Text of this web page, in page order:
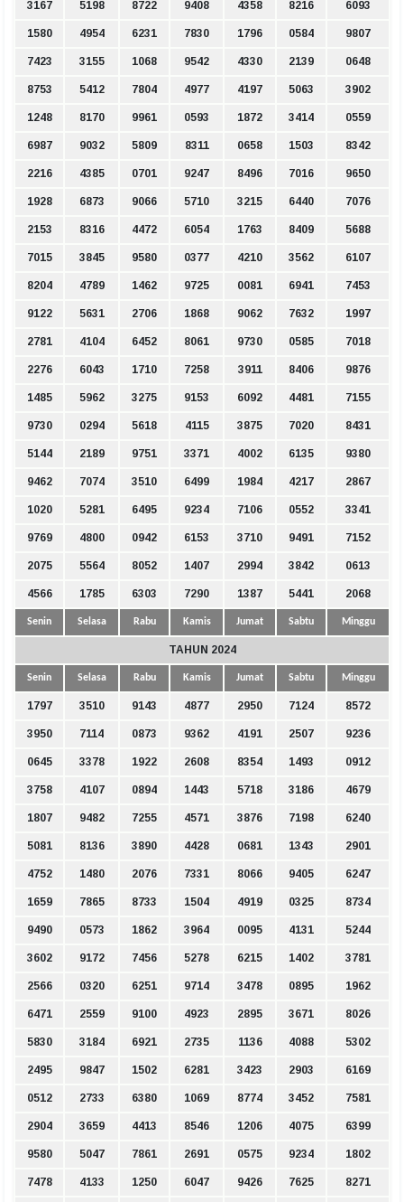
3167 5198 8722 9408 4358 8216 6093
1580 4954 6231 7830 1796 0584 9807
7423 3155 1068 9542 4330 2139 0648
8753 5412 7804 4977 4197 5063 3902
1248 8170 9961 0593 1872 3414 0559
6987 9032 5809 8311 0658 1503 8342
2216 4385 0701 9247 8496 7016 9650
1928 6873 9066 5710 3215 6440 7076
2153 8316 4472 6054 1763 8409 5688
7015 3845 9580 0377 4210 3562 6107
8204 4789 1462 9725 0081 6941 7453
9122 5631 2706 1868 9062 7632 1997
2781 4104 6452 8061 9730 0585 7018
2276 6043 1710 7258 3911 8406 9876
1485 5962 3275 9153 6092 4481 7155
9730 0294 5618 4115 3875 7020 8431
5144 2189 9751 3371 4002 6135 9380
9462 7074 3510 6499 1984 4217 2867
1020 5281 6495 9234 7106 0552 3341
9769 4800 0942 6153 3710 9491 7152
2075 5564 8052 1407 2994 3842 0613
4566 1785 6303 7290 1387 5441 2068
Senin Selasa Rabu Kamis Jumat Sabtu Minggu
TAHUN 2024
Senin Selasa Rabu Kamis Jumat Sabtu Minggu
1797 3510 9143 4877 2950 7124 8572
3950 7114 0873 9362 4191 2507 9236
0645 3378 1922 2608 8354 1493 0912
3758 4107 0894 1443 5718 3186 4679
1807 9482 7255 4571 3876 7198 6240
5081 8136 3890 4428 0681 1343 2901
4752 1480 2076 7331 8066 9405 6247
1659 7865 8733 1504 4919 0325 8734
9490 0573 1862 3964 0095 4131 5244
3602 9172 7456 5278 6215 1402 3781
2566 0320 6251 9714 3478 0895 1962
6471 2559 9100 4923 2895 3671 8026
5830 3184 6921 2735 1136 4088 5302
2495 9847 1502 6281 3423 2903 6169
0512 2733 6380 1069 8774 3452 7581
2904 3659 4413 8546 1206 4075 6399
9580 5047 7861 2691 0575 9234 1802
7478 4133 1250 6047 9426 7625 8271